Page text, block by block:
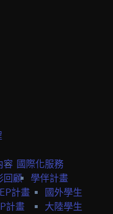
容
回顧
計畫
計畫
國際化服務
學伴計畫
國外學生
大陸學生